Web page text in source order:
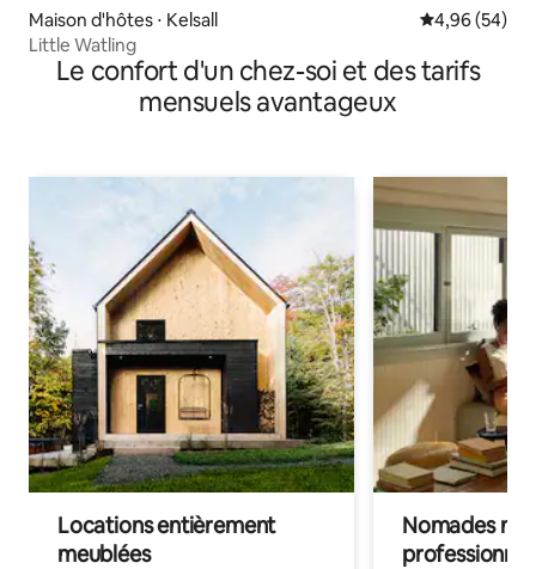
Maison d'hôtes ⋅ Kelsall Évaluation
4,96 (54)
Little Watling
Le confort d'un chez-soi et des tarifs
mensuels avantageux
Locations entièrement
meublées
Nomades